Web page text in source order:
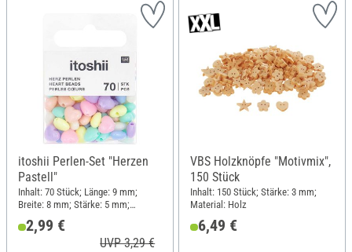
itoshii Perlen-Set "Herzen
Pastell"
Inhalt: 70 Stück; Länge: 9 mm;
Breite: 8 mm; Stärke: 5 mm;
Material: Kunststoff
2,99 €
UVP 3,29 €
VBS Holzknöpfe "Motivmix",
150 Stück
Inhalt: 150 Stück; Stärke: 3 mm;
Material: Holz
6,49 €